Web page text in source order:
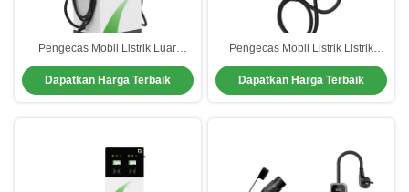
Pengecas Mobil Listrik Luar
Ruang Efisiensi Tinggi CCS2
Mengurangi Kerugian Energi
Dapatkan Harga Terbaik
Pengecas Mobil Listrik Listrik
16A/32A Produk Alias GBT EV
Pengecas Cepat Mode Memulai
APP.OCPP1.6J
Dapatkan Harga Terbaik